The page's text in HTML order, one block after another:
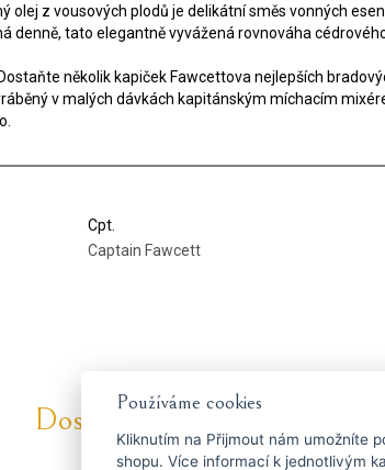
olej z vousových plodů je delikátní směs vonných
denně, tato elegantně vyvážená rovnováha
několik kapiček Fawcettova nejlepších
v malých dávkách kapitánským míchacím
Cpt.
Captain Fawcett
Dostaňte se včas k tomu
Používáme cookies
Kliknutím na Přijmout nám umožníte
shopu. Více informací k